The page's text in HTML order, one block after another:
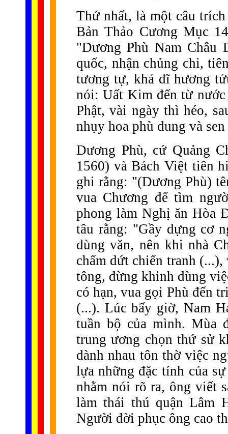
Thứ nhất, là một câu
Bản Thảo Cương Mục
"Dương Phù Nam
quốc, nhận chủng chi,
tương tự, khả dĩ hương
nói: Uất Kim đến từ
Phật, vài ngày thì héo,
nhụy hoa phù dung và
Dương Phù, cứ Quảng
1560) và Bách Việt tiên
ghi rằng: "(Dương Phù)
vua Chương đế tìm
phong làm Nghị ăn Hòa
tâu rằng: "Gầy dựng cơ
dùng văn, nên khi nhà
chấm dứt chiến tranh
tông, đừng khinh dùng
có hạn, vua gọi Phù đến
(...). Lúc bấy giờ, Nam
tuần bộ của mình. Mùa
trung ương chọn thứ sử
dành nhau tôn thờ việc
lựa những đặc tính của
nhằm nói rõ ra, ông viết
làm thái thú quận Lâm
Người đời phục ông cao